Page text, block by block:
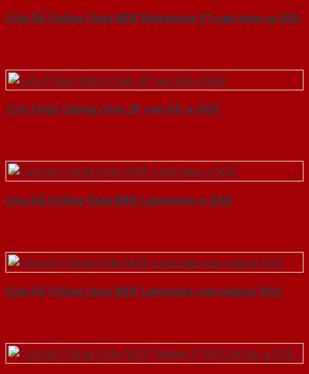
Cửa Gỗ Chống Cháy MDF Melamine P1 van kem-a-SGD
Cửa Thép Chống Cháy 2P van Gỗ-a-SGD
Cửa Gỗ Chống Cháy MDF Laminate-a-SGD
Cửa Gỗ Chống Cháy MDF Laminate van ngang-SGD